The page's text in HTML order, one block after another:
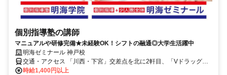
個別指導塾の講師
マニュアルや研修完備★未経験OK！シフトの融通◎大学生活躍中
明海ゼミナール 神戸校
交通・アクセス 「川西・下宮」交差点を北に2軒目、「Vドラッグ神
戸店」様の向かいにあります。神戸町役場から南に徒歩1分にありま
時給1,400円以上